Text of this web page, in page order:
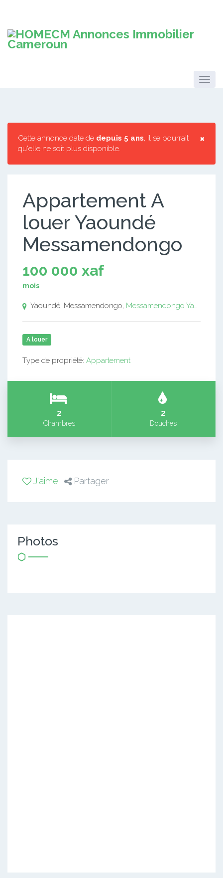
×
Cette annonce date de depuis 5 ans, il se pourrait
qu'elle ne soit plus disponible.
Appartement A
louer Yaoundé
Messamendongo
100 000 xaf
mois
Yaoundé, Messamendongo, Messamendongo Yaoundé
A louer
Type de propriété: Appartement
2
Chambres
2
Douches
J'aime Partager
Photos